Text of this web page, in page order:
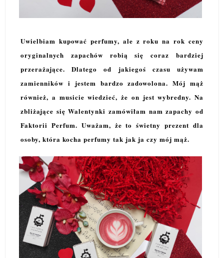
Uwielbiam kupować perfumy, ale z roku na rok ceny
oryginalnych zapachów robią się coraz bardziej
przerażające. Dlatego od jakiegoś czasu używam
zamienników i jestem bardzo zadowolona. Mój mąż
również, a musicie wiedzieć, że on jest wybredny. Na
zbliżające się Walentynki zamówiłam nam zapachy od
Faktorii Perfum. Uważam, że to świetny prezent dla
osoby, która kocha perfumy tak jak ja czy mój mąż.